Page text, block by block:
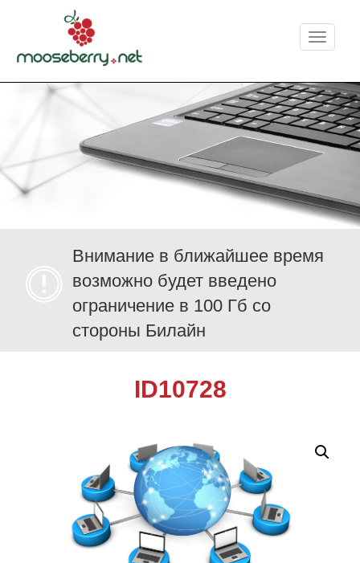
Меню
Внимание в ближайшее время
возможно будет введено
ограничение в 100 Гб со
стороны Билайн
ID10728